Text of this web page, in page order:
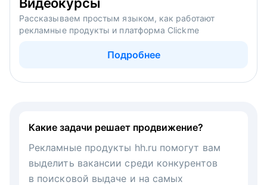
Рассказываем простым языком, как работают
рекламные продукты и платформа Clickme
Подробнее
Какие задачи решает продвижение?
Рекламные продукты hh.ru помогут вам
выделить вакансии среди конкурентов
в поисковой выдаче и на самых